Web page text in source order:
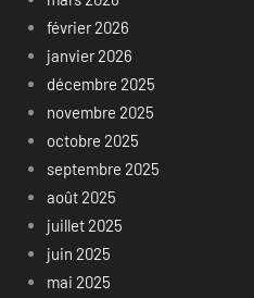
février 2026
janvier 2026
décembre 2025
novembre 2025
octobre 2025
septembre 2025
août 2025
juillet 2025
juin 2025
mai 2025